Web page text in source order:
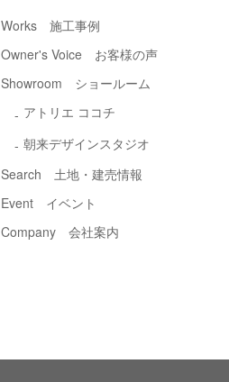
Works 施工事例
Owner's Voice お客様の声
Showroom ショールーム
アトリエ ココチ
朝来デザインスタジオ
Search 土地・建売情報
Event イベント
Company 会社案内